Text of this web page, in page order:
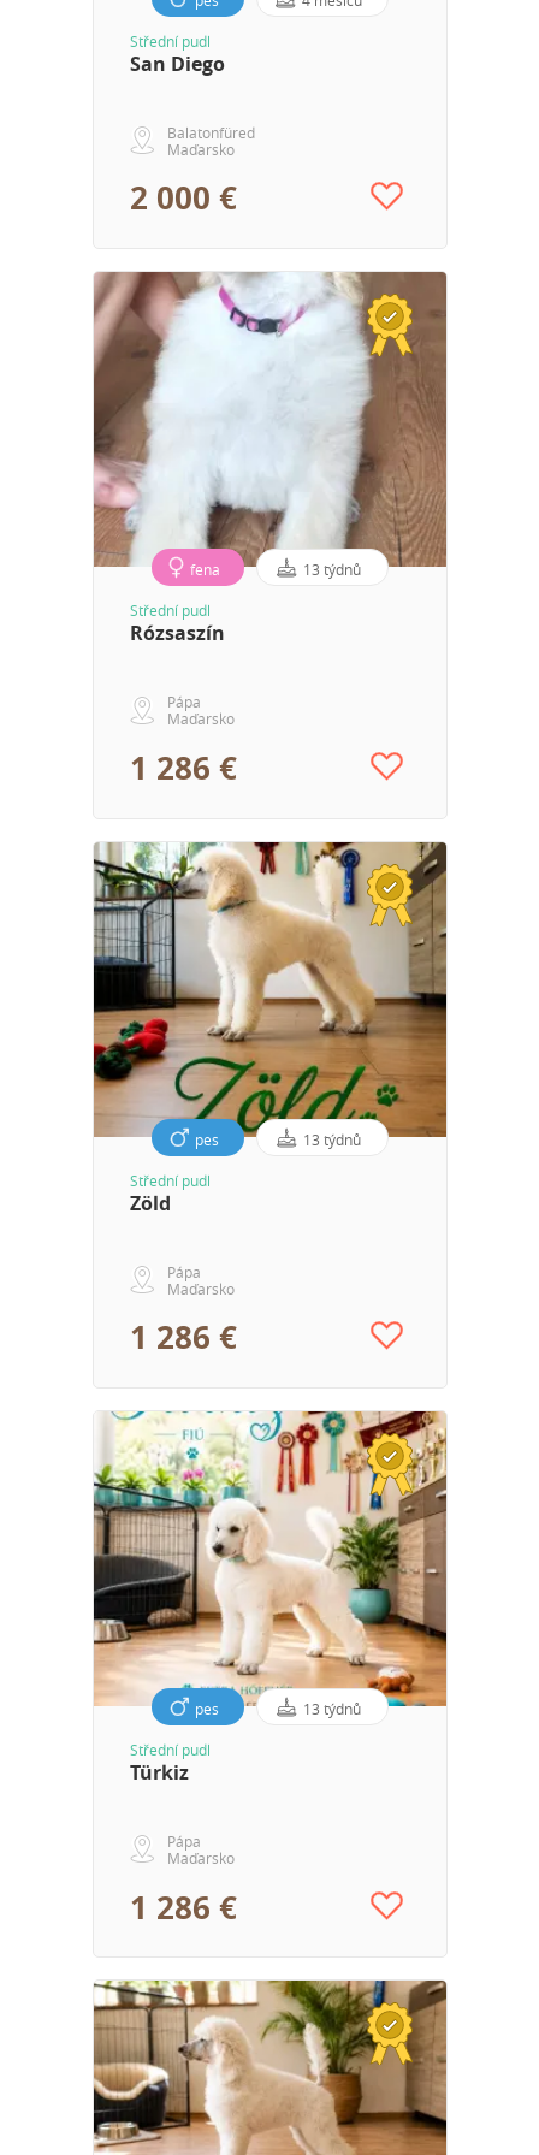
Střední pudl
San Diego
Balatonfüred
Maďarsko
2 000 €
fena 13 týdnů
Střední pudl
Rózsaszín
Pápa
Maďarsko
1 286 €
pes 13 týdnů
Střední pudl
Zöld
Pápa
Maďarsko
1 286 €
pes 13 týdnů
Střední pudl
Türkiz
Pápa
Maďarsko
1 286 €